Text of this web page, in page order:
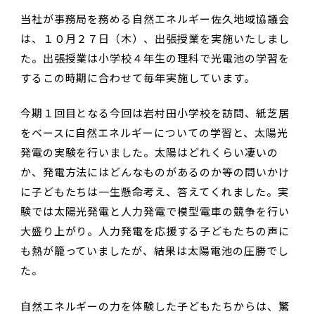
当社が事務局を務める自然エネルギー佐久地域協議会
は、１０月２７日（木）、出張授業を実施いたしまし
た。出張授業は小学校４年生の理科で光電池の学習を
するこの時期に合わせて毎年実施しています。
今期１回目となる今回は岩村田小学校を訪問、紙芝居
をベースに自然エネルギーについての学習と、太陽光
発電の実験を行いました。太陽はどれくらい凄いの
か、発電方法にはどんなものがあるのか等の問いかけ
に子どもたちは一生懸命考え、答えてくれました。実
験では太陽光発電と人力発電で模型電車の競争を行い
大盛り上がり。人力発電を応援する子どもたちの声に
も熱が籠っていましたが、結果は太陽電池の圧勝でし
た。
自然エネルギーの力を体験した子どもたちからは、驚